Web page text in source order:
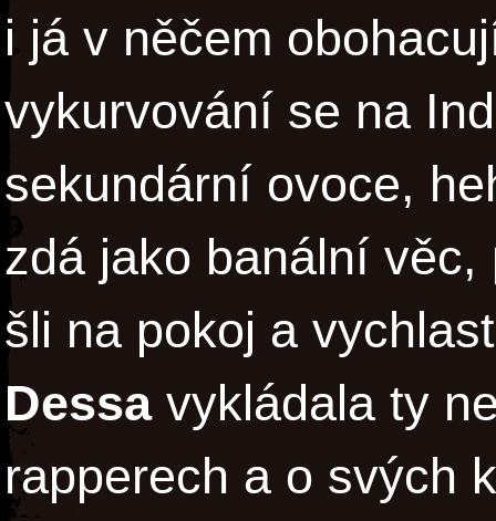
i já v něčem
vykurvování se na
sekundární ovoce,
zdá jako banální
šli na pokoj a
Dessavykládala ty
rapperech a o svých